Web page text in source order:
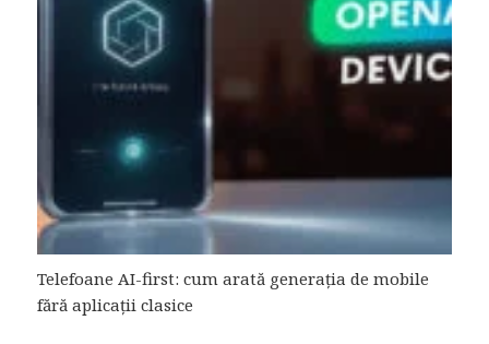
Telefoane AI-first: cum arată generația de mobile
fără aplicații clasice